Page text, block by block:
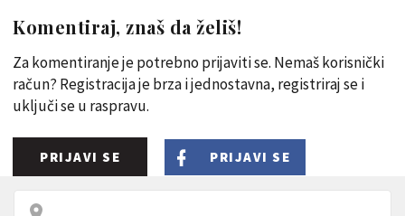
Komentiraj, znaš da želiš!
Za komentiranje je potrebno prijaviti se. Nemaš korisnički
račun? Registracija je brza i jednostavna, registriraj se i
uključi se u raspravu.
PRIJAVI SE PRIJAVI SE